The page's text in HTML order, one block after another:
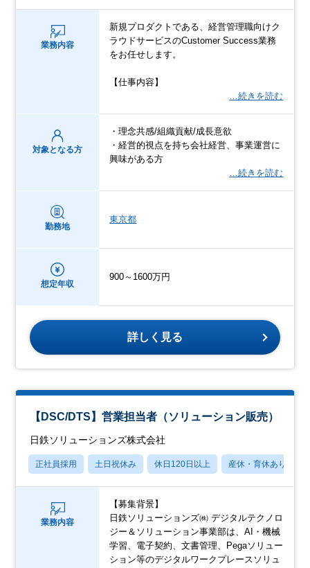
業務内容
新規プロダクトである、経営管理職向けク
ラウドサービスのCustomer Success業務
をお任せします。
【仕事内容】
…続きを読む
対象となる方
・理念共感/組織貢献/成長意欲
・経営的視点を持ち会社経営、事業運営に
興味がある方
…続きを読む
勤務地
東京都
想定年収
900～1600万円
詳しく見る
【DSC/DTS】営業担当者（ソリューション販売）
日鉄ソリューションズ株式会社
正社員採用 土日祝休み 休日120日以上 産休・育休あり
業務内容
【募集背景】
日鉄ソリューションズ㈱ デジタルテクノロ
ジー＆ソリューション事業部は、AI・機械
学習、電子契約、文書管理、Pegaソリュー
ション等のデジタルワークプレースソリュ